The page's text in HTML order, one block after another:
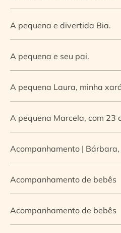
A pequena e divertida Bia.
A pequena e seu pai.
A pequena Laura, minha
A pequena Marcela, com 23
Acompanhamento | Bárbara,
Acompanhamento de bebês
Acompanhamento de bebês